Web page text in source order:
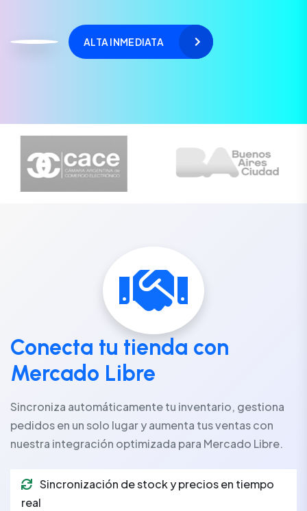
ALTA INMEDIATA
Conecta tu tienda con
Mercado Libre
Sincroniza automáticamente tu inventario, gestiona
pedidos en un solo lugar y aumenta tus ventas con
nuestra integración optimizada para Mercado Libre.
Sincronización de stock y precios en tiempo
real